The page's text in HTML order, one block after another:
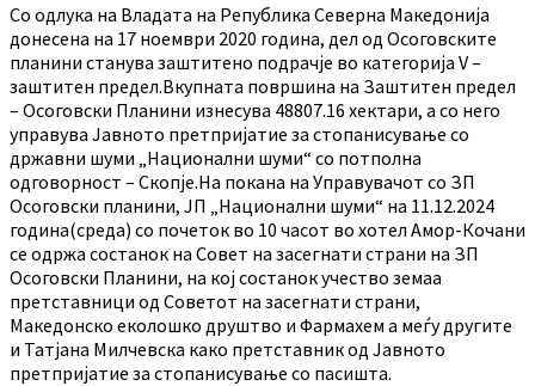
Со одлука на Владата на Република Северна Македонија
донесена на 17 ноември 2020 година, дел од Осоговските
планини станува заштитено подрачје во категорија V –
заштитен предел.Вкупната површина на Заштитен предел
– Осоговски Планини изнесува 48807.16 хектари, a со него
управува Јавното претпријатие за стопанисување со
државни шуми „Национални шуми“ со потполна
одговорност – Скопје.На покана на Управувачот со ЗП
Осоговски планини, ЈП „Национални шуми“ на 11.12.2024
година(среда) со почеток во 10 часот во хотел Амор-Кочани
се одржа состанок на Совет на засегнати страни на ЗП
Осоговски Планини, на кој состанок учество земаа
претставници од Советот на засегнати страни,
Македонско еколошко друштво и Фармахем а меѓу другите
и Татјана Милчевска како претставник од Јавното
претпријатие за стопанисување со пасишта.